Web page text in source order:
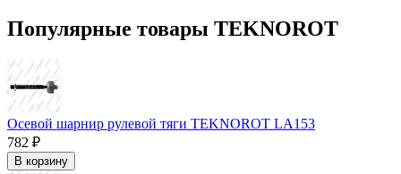
Популярные товары TEKNOROT
Осевой шарнир рулевой тяги TEKNOROT LA153
782 ₽
В корзину